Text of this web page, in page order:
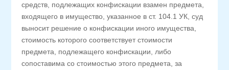
средств, подлежащих конфискации взамен предмета,
входящего в имущество, указанное в ст. 104.1 УК, суд
выносит решение о конфискации иного имущества,
стоимость которого соответствует стоимости
предмета, подлежащего конфискации, либо
сопоставима со стоимостью этого предмета, за